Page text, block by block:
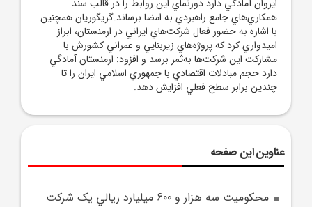
ايروان آمادگي دارد دورنماي اين روابط را در قالب سند
همکاري‌هاي جامع راهبردي به امضا برساند.گريگوريان همچنين
با اشاره به حضور فعال شرکت‌هاي ايراني در ارمنستان، ابراز
اميدواري کرد که پروژه‌هاي زيربنايي و عمراني کشورش با
مشارکت اين شرکت‌ها به‌ثمر برسد و افزود: ارمنستان آمادگي
دارد حجم مبادلات اقتصادي با جمهوري اسلامي ايران را تا
چندين برابر سطح فعلي افزايش دهد.
عناوین این صفحه
محکوميت سه هزار و 600 ميليارد ريالي يک شرکت